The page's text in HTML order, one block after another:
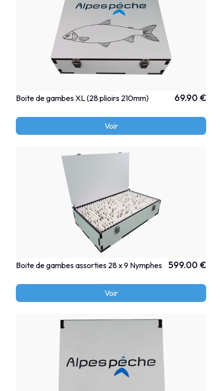
Boite de gambes XL (28 plioirs 210mm) 69.90 €
Voir
Boite de gambes assorties 28 x 9 Nymphes 599.00 €
Voir